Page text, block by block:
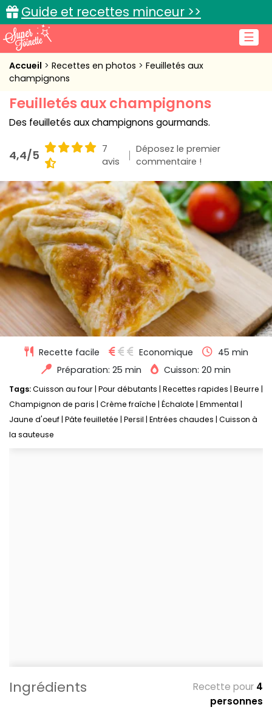
☰
Guide et recettes minceur >>
Accueil
Cuisine pratique
L'actu cuisine
Connexion
Accueil Recettes en photos
Feuilletés aux
champignons
Feuilletés aux champignons
Des feuilletés aux champignons gourmands.
4,4/5
7
avis
Déposez le premier
commentaire !
Recette facile Economique
45 min
Préparation: 25 min
Cuisson: 20 min
Tags:Cuisson au four Pour débutants Recettes rapides Beurre
Champignon de paris Crème fraîche Échalote Emmental
Jaune d'oeuf Pâte feuilletée Persil Entrées chaudes Cuisson à
la sauteuse
Ingrédients Recette pour 4
personnes